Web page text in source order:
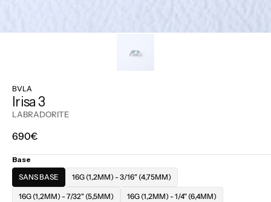
BVLA
Irisa 3
LABRADORITE
Prix
690€
Base
SANS BASE
16G (1,2MM) - 3/16" (4,75MM)
16G (1,2MM) - 7/32" (5,5MM) 16G (1,2MM) - 1/4" (6,4MM)